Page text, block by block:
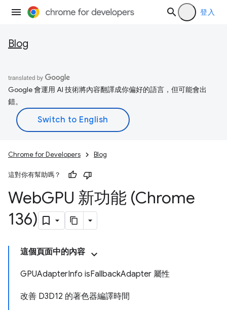
登入
Blog
Google 會運用 AI 技術將內容翻譯成你偏好的語言，但可能會出
錯。
Chrome for Developers Blog
這對你有幫助嗎？
WebGPU 新功能 (Chrome
136)
這個頁面中的內容
GPUAdapterInfo isFallbackAdapter 屬性
改善 D3D12 的著色器編譯時間